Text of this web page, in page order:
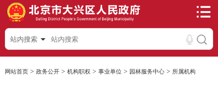
站内搜索
网站首页 > 政务公开 > 机构职权 > 事业单位 > 园林服务中心 > 所属机构